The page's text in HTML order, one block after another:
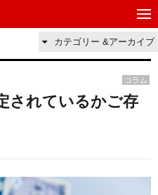
カテゴリー &アーカイブ
コラム
されているかご存